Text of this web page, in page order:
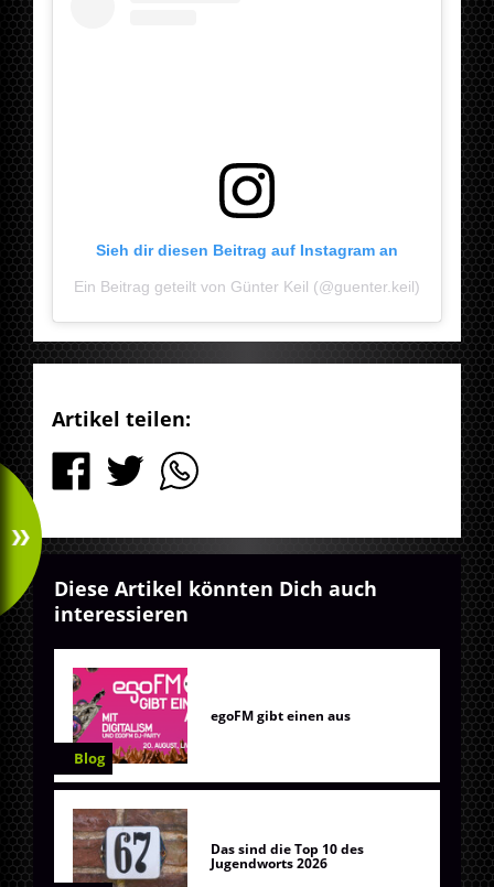
Sieh dir diesen Beitrag auf Instagram an
Ein Beitrag geteilt von Günter Keil (@guenter.keil)
Artikel teilen:
Diese Artikel könnten Dich auch
interessieren
Blog
egoFM gibt einen aus
Das sind die Top 10 des
Jugendworts 2026